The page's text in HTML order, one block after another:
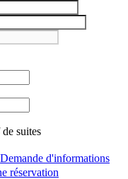
suites
Demande d'informations
réservation